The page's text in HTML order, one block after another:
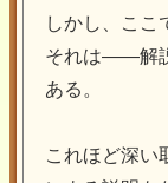
しかし、ここ
それは――解
ある。
これほど深い